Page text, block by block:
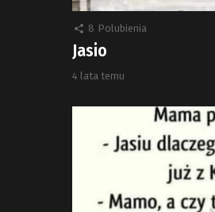
8 Polubienia
Jasio
4 lata temu